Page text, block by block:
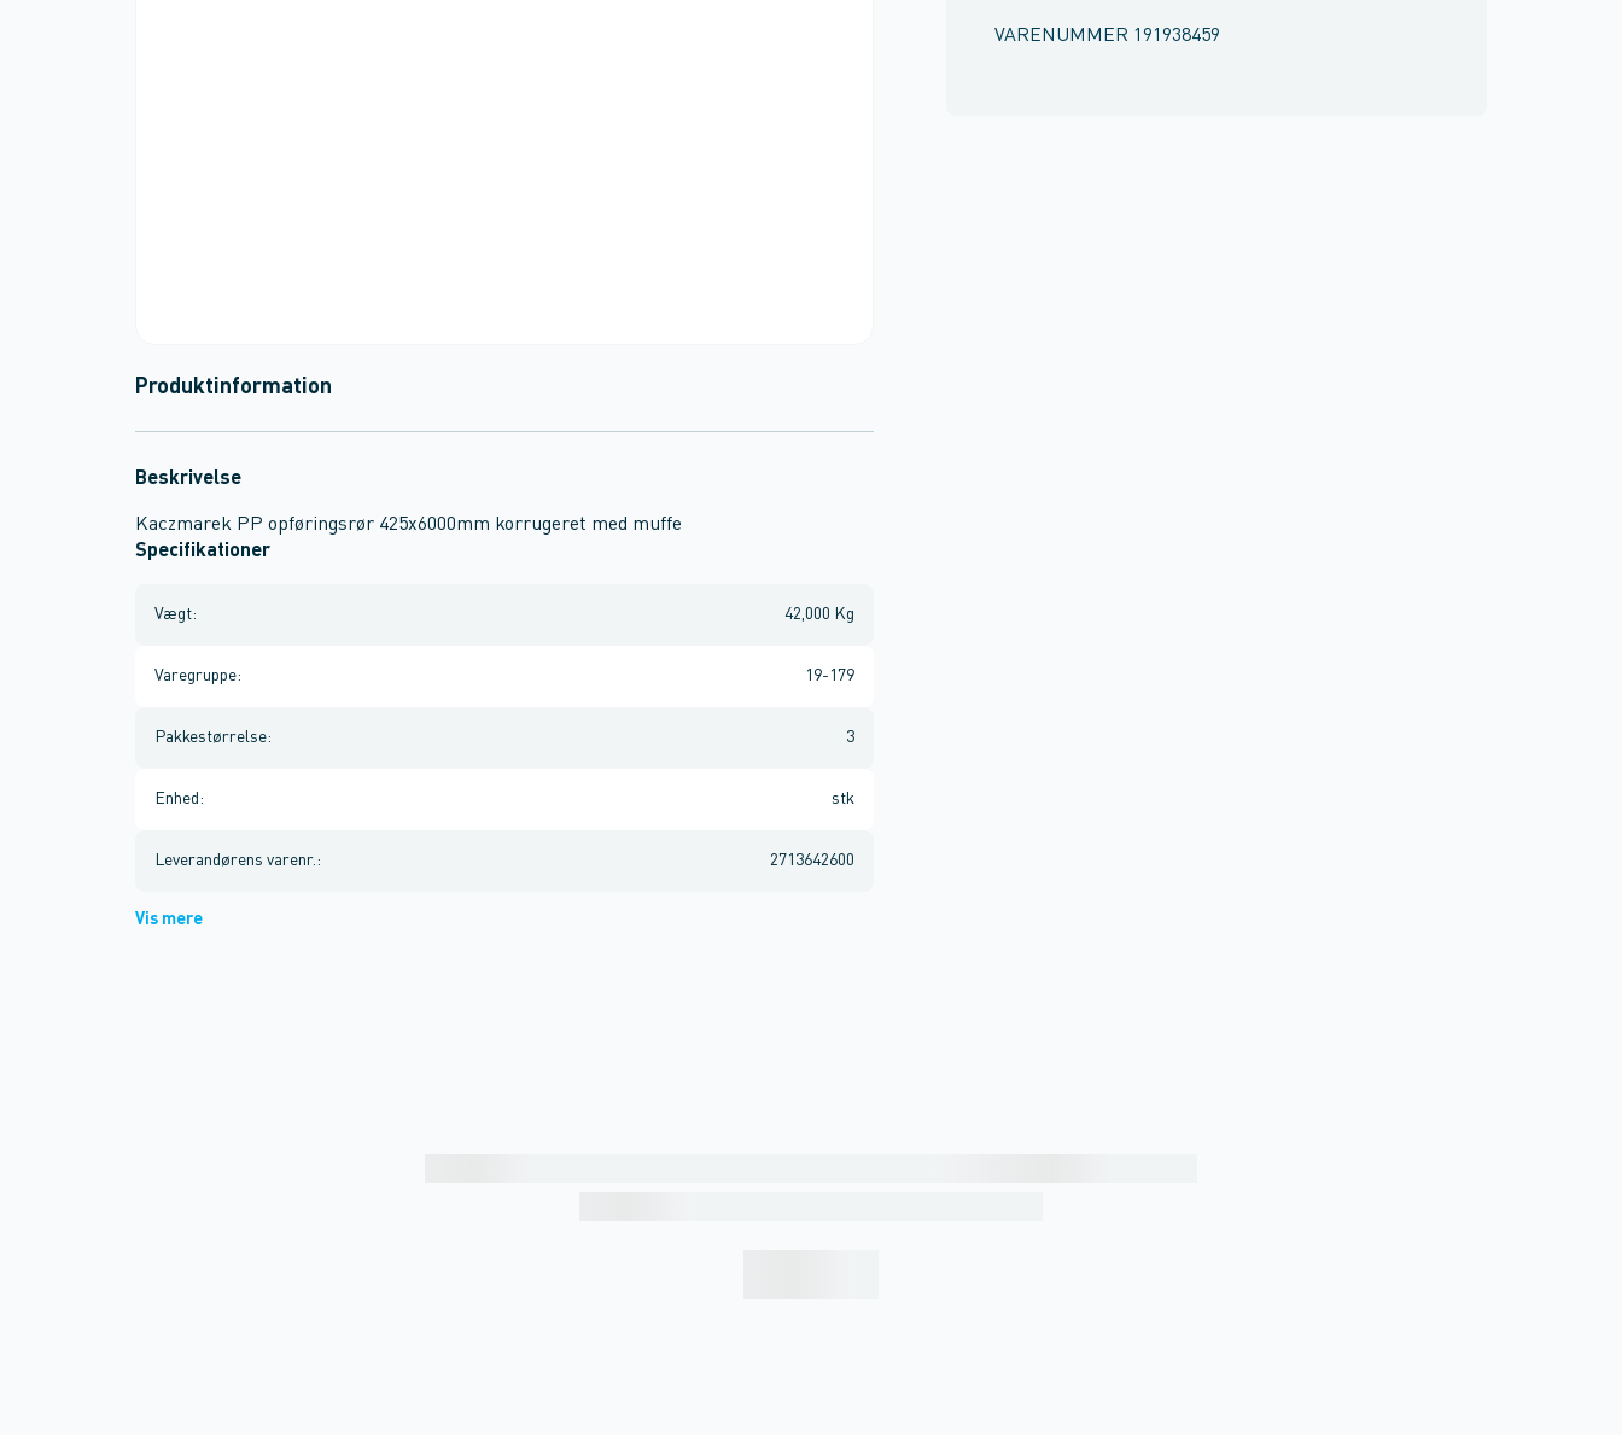
VARENUMMER 191938459
Produktinformation
Beskrivelse
Kaczmarek PP opføringsrør 425x6000mm korrugeret med muffe
Specifikationer
Vægt: 42,000 Kg
Varegruppe: 19-179
Pakkestørrelse: 3
Enhed : stk
Leverandørens varenr. : 2713642600
Vis mere